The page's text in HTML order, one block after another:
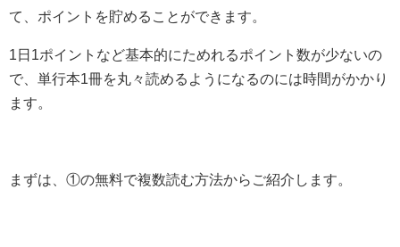
て、ポイントを貯めることができます。
1日1ポイントなど基本的にためれるポイント数が少ないの
で、単行本1冊を丸々読めるようになるのには時間がかかり
ます。
まずは、①の無料で複数読む方法からご紹介します。